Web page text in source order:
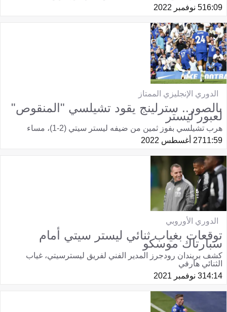
16:095 نوفمبر 2022
الدوري الإنجليزي الممتاز
بالصور.. سترلينج يقود تشيلسي "المنقوص"
لعبور ليستر
هرب تشيلسي بفوز ثمين من ضيفه ليستر سيتي (2-1)، مساء
11:5927 أغسطس 2022
الدوري الأوروبي
توقعات بغياب ثنائي ليستر سيتي أمام
سبارتاك موسكو
كشف بريندان رودجرز المدير الفني لفريق ليسترسيتي، غياب
الثنائي هارفي
14:143 نوفمبر 2021